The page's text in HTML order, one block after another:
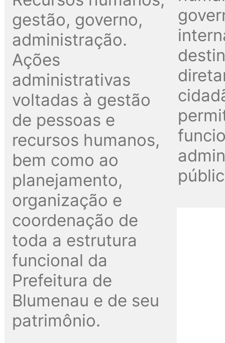
gestão, governo,
administração.
Ações
administrativas
voltadas à gestão
de pessoas e
recursos humanos,
bem como ao
planejamento,
organização e
coordenação de
toda a estrutura
funcional da
Prefeitura de
Blumenau e de seu
patrimônio.